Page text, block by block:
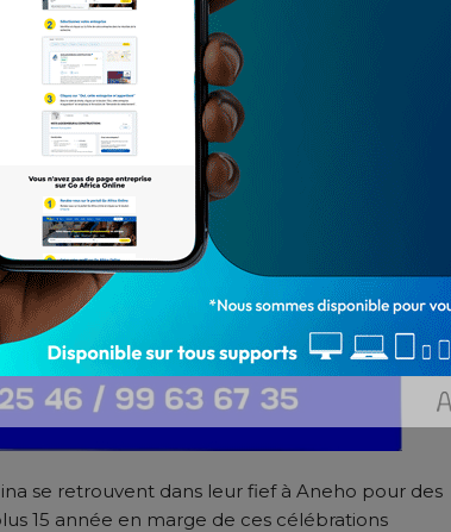
se retrouvent dans leur fief à Aneho pour des
15 année en marge de ces célébrations